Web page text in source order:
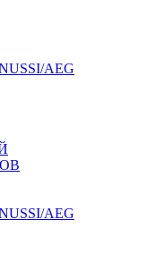
AEG
AEG